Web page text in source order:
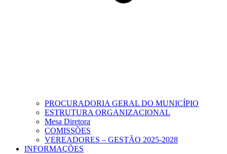
PROCURADORIA GERAL DO MUNICÍPIO
ESTRUTURA ORGANIZACIONAL
Mesa Diretora
COMISSÕES
VEREADORES – GESTÃO 2025-2028
INFORMAÇÕES